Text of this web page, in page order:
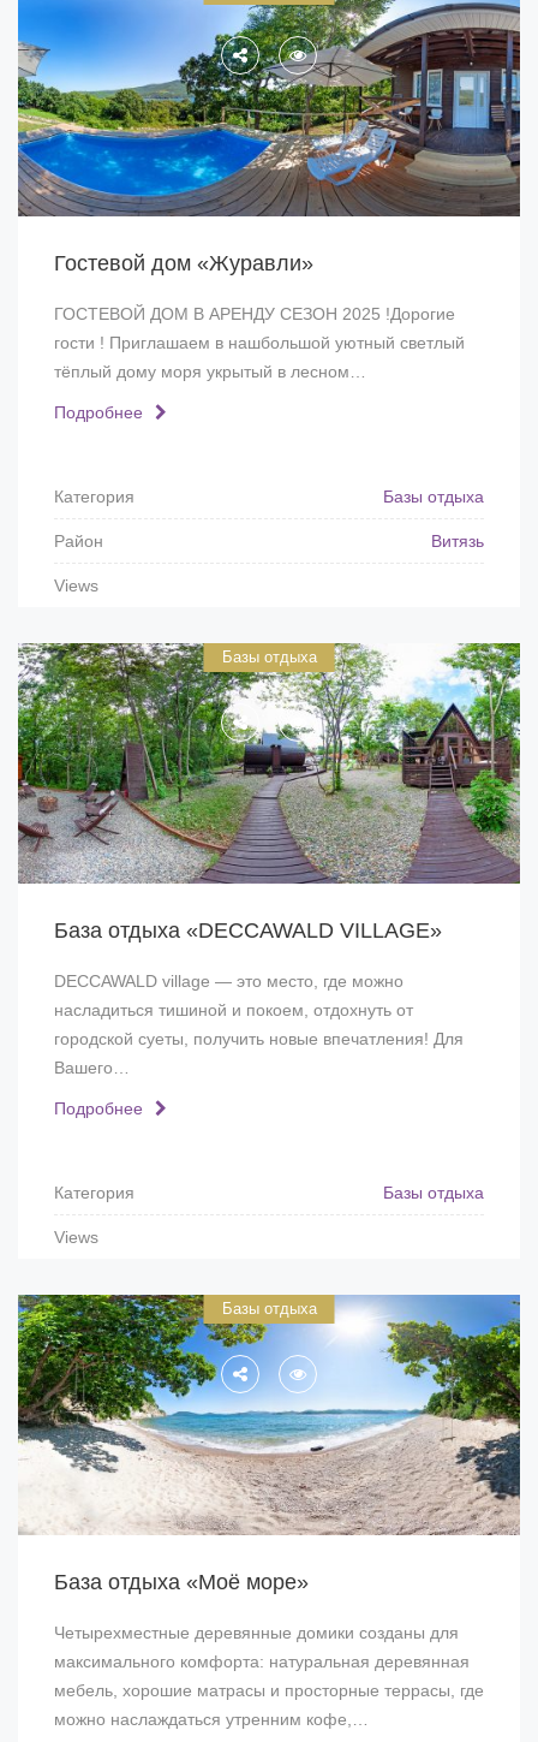
Гостевой дом «Журавли»
ГОСТЕВОЙ ДОМ В АРЕНДУ СЕЗОН 2025 !Дорогие
гости ! Приглашаем в нашбольшой уютный светлый
тёплый дому моря укрытый в лесном…
Подробнее
Категория Базы отдыха
Район Витязь
Views
Базы отдыха
База отдыха «DECCAWALD VILLAGE»
DECCAWALD village — это место, где можно
насладиться тишиной и покоем, отдохнуть от
городской суеты, получить новые впечатления! Для
Вашего…
Подробнее
Категория Базы отдыха
Views
Базы отдыха
База отдыха «Моё море»
Четырехместные деревянные домики созданы для
максимального комфорта: натуральная деревянная
мебель, хорошие матрасы и просторные террасы, где
можно наслаждаться утренним кофе,…